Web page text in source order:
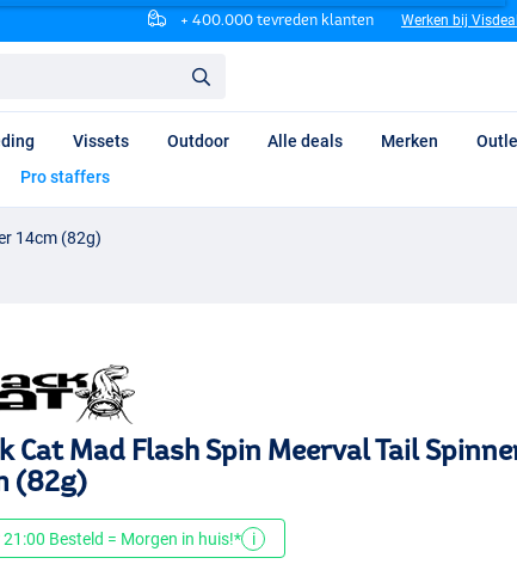
+ 400.000 tevreden klanten Werken bij
Vissets Outdoor Alle deals Merken
Pro staffers
14cm (82g)
Cat Mad Flash Spin Meerval Tail
(82g)
Besteld = Morgen in huis!* i